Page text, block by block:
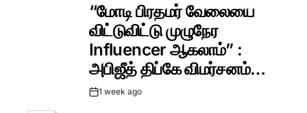
“மோடி பிரதமர் வேலையை
விட்டுவிட்டு முழுநேர
Influencer ஆகலாம்” :
அபிஜீத் திப்கே விமர்சனம்…
Post1 week ago